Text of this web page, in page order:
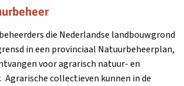
die Nederlandse landbouwgrond
in een provinciaal Natuurbeheerplan,
voor agrarisch natuur- en
Agrarische collectieven kunnen in de